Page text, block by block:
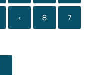
7
8
›